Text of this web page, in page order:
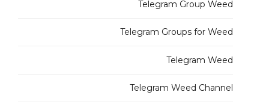
Telegram Group Weed
Telegram Groups for Weed
Telegram Weed
Telegram Weed Channel